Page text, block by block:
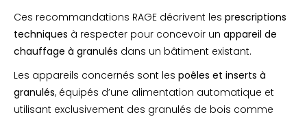
Ces recommandations RAGE décrivent les prescriptions
techniques à respecter pour concevoir un appareil de
chauffage à granulés dans un bâtiment existant.
Les appareils concernés sont les poêles et inserts à
granulés, équipés d’une alimentation automatique et
utilisant exclusivement des granulés de bois comme